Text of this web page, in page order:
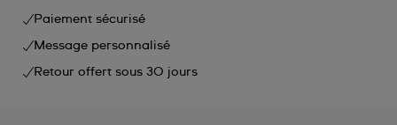
Paiement sécurisé
Message personnalisé
Retour offert sous 30 jours